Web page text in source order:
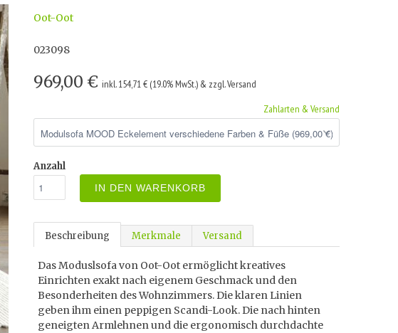
Oot-Oot
023098
969,00 € inkl. 154,71 € (19.0% MwSt.) & zzgl. Versand
Zahlarten & Versand
Anzahl
IN DEN WARENKORB
Beschreibung Merkmale Versand
Das Moduslsofa von Oot-Oot ermöglicht kreatives
Einrichten exakt nach eigenem Geschmack und den
Besonderheiten des Wohnzimmers. Die klaren Linien
geben ihm einen peppigen Scandi-Look. Die nach hinten
geneigten Armlehnen und die ergonomisch durchdachte